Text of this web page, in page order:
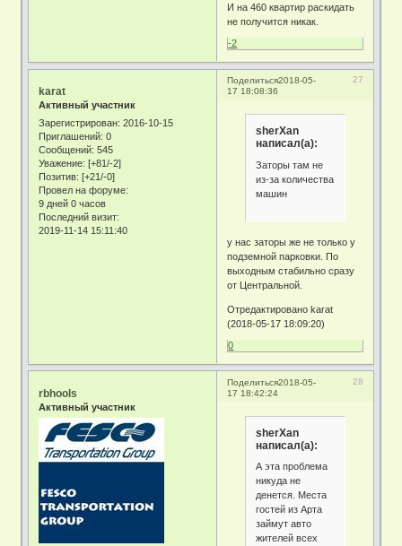
И на 460 квартир раскидать
не получится никак.
-2
Поделиться 27
2018-05-
17 18:08:36
karat
Активный участник
Зарегистрирован: 2016-10-15
Приглашений: 0
Сообщений: 545
Уважение: [+81/-2]
Позитив: [+21/-0]
Провел на форуме:
9 дней 0 часов
Последний визит:
2019-11-14 15:11:40
sherXan
написал(а):
Заторы там не
из-за количества
машин
у нас заторы же не только у
подземной парковки. По
выходным стабильно сразу
от Центральной.
Отредактировано karat
(2018-05-17 18:09:20)
0
Поделиться 28
2018-05-
17 18:42:24
rbhools
Активный участник
sherXan
написал(а):
А эта проблема
никуда не
денется. Места
гостей из Арта
займут авто
жителей всех